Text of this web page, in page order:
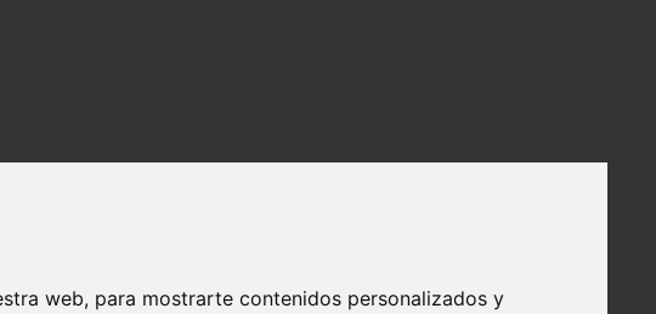
web, para mostrarte contenidos personalizados y